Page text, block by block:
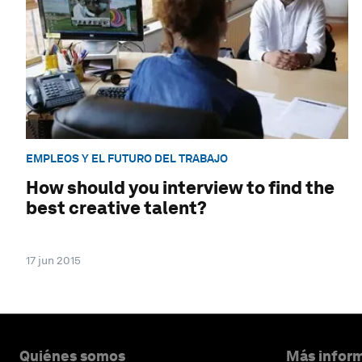
EMPLEOS Y EL FUTURO DEL TRABAJO
How should you interview to find the
best creative talent?
17 jun 2015
Quiénes somos Más